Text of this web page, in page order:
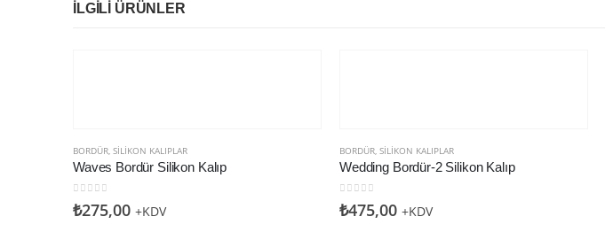
İLGILI ÜRÜNLER
BORDÜR, SILIKON KALIPLAR
Waves Bordür Silikon Kalıp
0
₺275,00 +KDV
BORDÜR, SILIKON KALIPLAR
Wedding Bordür-2 Silikon Kalıp
0
₺475,00 +KDV